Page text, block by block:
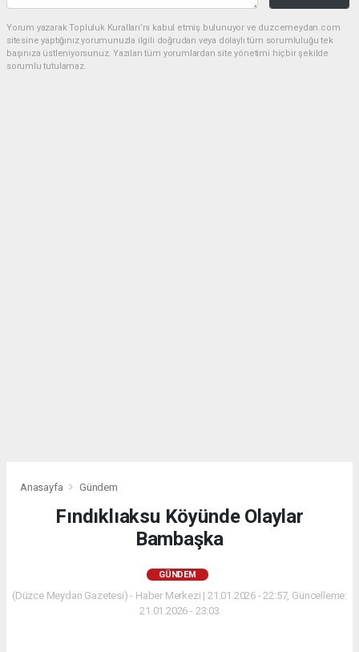
Yorum yazarak Topluluk Kuralları’nı kabul etmiş bulunuyor ve duzcemeydan.com
sitesine yaptığınız yorumunuzla ilgili doğrudan veya dolaylı tüm sorumluluğu tek
başınıza üstleniyorsunuz. Yazılan tüm yorumlardan site yönetimi hiçbir şekilde
sorumlu tutulamaz.
Anasayfa Gündem
Fındıklıaksu Köyünde Olaylar
Bambaşka
GÜNDEM
(Düzce Meydan Gazetesi) - Haber Merkezi | 21.01.2026 - 22:57, Güncelleme:
21.01.2026 - 23:03